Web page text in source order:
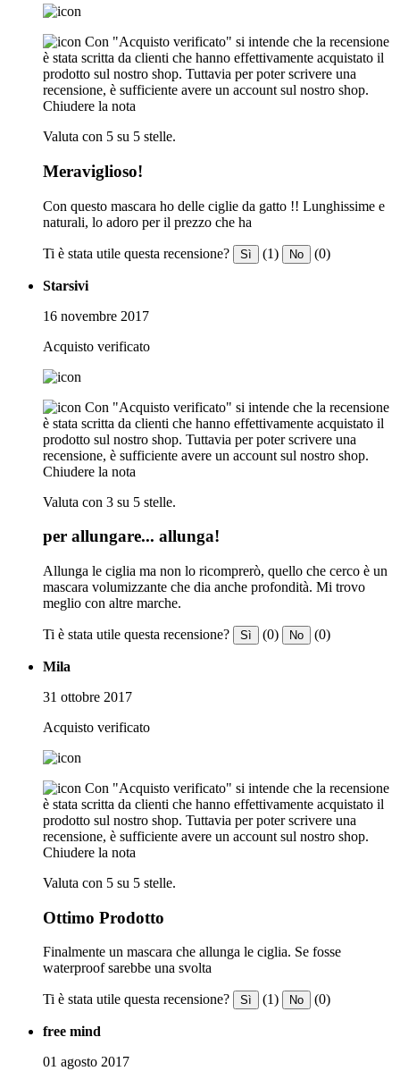
Con "Acquisto verificato" si intende che la recensione
è stata scritta da clienti che hanno effettivamente acquistato il
prodotto sul nostro shop. Tuttavia per poter scrivere una
recensione, è sufficiente avere un account sul nostro shop.
Chiudere la nota
Valuta con 5 su 5 stelle.
Meraviglioso!
Con questo mascara ho delle ciglie da gatto !! Lunghissime e
naturali, lo adoro per il prezzo che ha
Ti è stata utile questa recensione? Sì (1) No (0)
Starsivi
16 novembre 2017
Acquisto verificato
Con "Acquisto verificato" si intende che la recensione
è stata scritta da clienti che hanno effettivamente acquistato il
prodotto sul nostro shop. Tuttavia per poter scrivere una
recensione, è sufficiente avere un account sul nostro shop.
Chiudere la nota
Valuta con 3 su 5 stelle.
per allungare... allunga!
Allunga le ciglia ma non lo ricomprerò, quello che cerco è un
mascara volumizzante che dia anche profondità. Mi trovo
meglio con altre marche.
Ti è stata utile questa recensione? Sì (0) No (0)
Mila
31 ottobre 2017
Acquisto verificato
Con "Acquisto verificato" si intende che la recensione
è stata scritta da clienti che hanno effettivamente acquistato il
prodotto sul nostro shop. Tuttavia per poter scrivere una
recensione, è sufficiente avere un account sul nostro shop.
Chiudere la nota
Valuta con 5 su 5 stelle.
Ottimo Prodotto
Finalmente un mascara che allunga le ciglia. Se fosse
waterproof sarebbe una svolta
Ti è stata utile questa recensione? Sì (1) No (0)
free mind
01 agosto 2017